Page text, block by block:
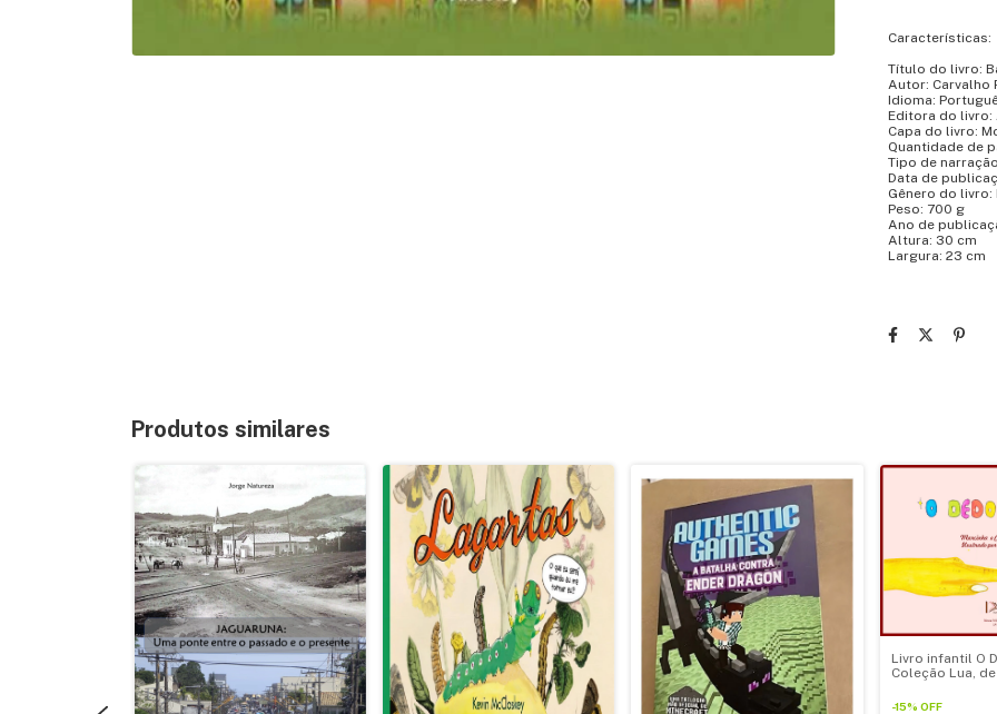
Características:
Título do livro:
Autor: Carvalho
Idioma:
Editora do livro:
Capa do livro:
Quantidade de
Tipo de
Data de
Gênero do
Peso: 700 g
Ano de
Altura: 30 cm
Largura: 23 cm
Produtos similares
Livro infantil O
Coleção Lua,
-15% OFF